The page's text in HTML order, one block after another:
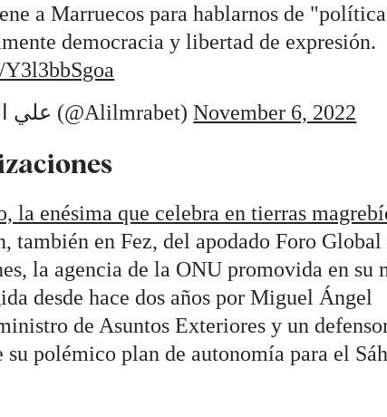
a Marruecos para hablarnos de
democracia y libertad de expresión.
— Ali Lmrabet علي المرابط (@Alilmrabet)November 6, 2022
la enésima que celebra en tierras
también en Fez, del apodado Foro Global
la agencia de la ONU promovida en su
desde hace dos años por Miguel Ángel
de Asuntos Exteriores y un
polémico plan de autonomía para el